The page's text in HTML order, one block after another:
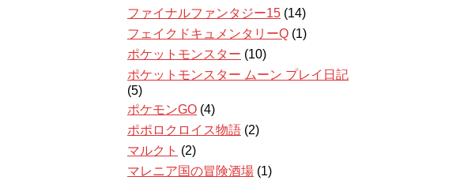
ファイナルファンタジー15 (14)
フェイクドキュメンタリーQ (1)
ポケットモンスター (10)
ポケットモンスター ムーン プレイ日記
(5)
ポケモンGO (4)
ポポロクロイス物語 (2)
マルクト (2)
マレニア国の冒険酒場 (1)